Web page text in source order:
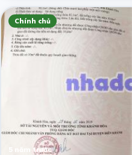
Chính chủ
5 năm trước